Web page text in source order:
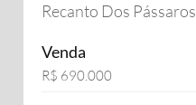
Recanto Dos Pássaros
Venda
R$ 690.000